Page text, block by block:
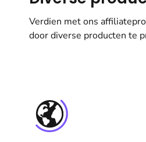
Verdien met ons
door diverse producten te